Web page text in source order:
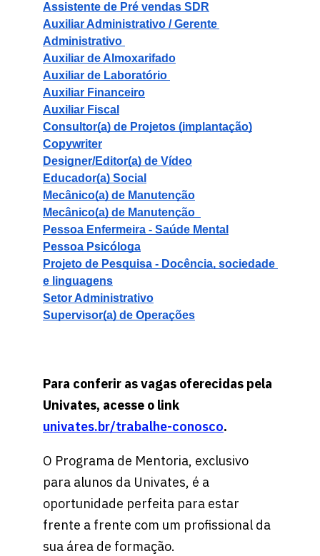
Assistente de Pré vendas SDR
Auxiliar Administrativo / Gerente
Administrativo
Auxiliar de Almoxarifado
Auxiliar de Laboratório
Auxiliar Financeiro
Auxiliar Fiscal
Consultor(a) de Projetos (implantação)
Copywriter
Designer/Editor(a) de Vídeo
Educador(a) Social
Mecânico(a) de Manutenção
Mecânico(a) de Manutenção
Pessoa Enfermeira - Saúde Mental
Pessoa Psicóloga
Projeto de Pesquisa - Docência, sociedade
e linguagens
Setor Administrativo
Supervisor(a) de Operações
Para conferir as vagas oferecidas pela
Univates, acesse o link
univates.br/trabalhe-conosco.
O Programa de Mentoria, exclusivo
para alunos da Univates, é a
oportunidade perfeita para estar
frente a frente com um profissional da
sua área de formação.